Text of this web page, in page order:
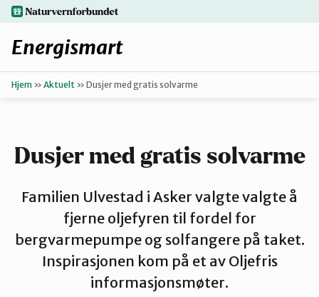
Hopp
til
hovedinnhold
Få hjelp
naturvernforbundet.no
Energismart
Hjem » Aktuelt » Dusjer med gratis solvarme
Dusjer med gratis solvarme
Familien Ulvestad i Asker valgte valgte å
fjerne oljefyren til fordel for
bergvarmepumpe og solfangere på taket.
Inspirasjonen kom på et av Oljefris
informasjonsmøter.